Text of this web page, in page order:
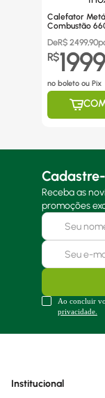
Calefator Metávila
Combustão
DeR$ 2499,90
R$1999
no boleto ou Pix
Receba as
promoções
Ao concluir
privacidade.
Institucional